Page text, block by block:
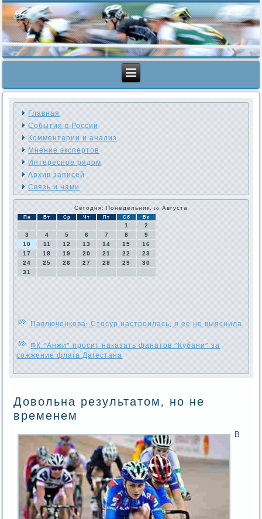
Главная
События в России
Комментарии и анализ
Мнение экспертов
Интересное рядом
Архив записей
Связь и нами
Сегодня: Понедельник, 10 Августа
Пн Вт Ср Чт Пт Сб Вс
1
2
3
4 5 6 7 8
9
10
11 12 13 14 15
16
17
18 19 20 21 22
23
24
25 26 27 28 29
30
31
Павлюченкова: Стосур настроилась, я ее не выяснила
ФК "Анжи" просит наказать фанатов "Кубани" за
сожжение флага Дагестана
Довольна результатом, но не
временем
В